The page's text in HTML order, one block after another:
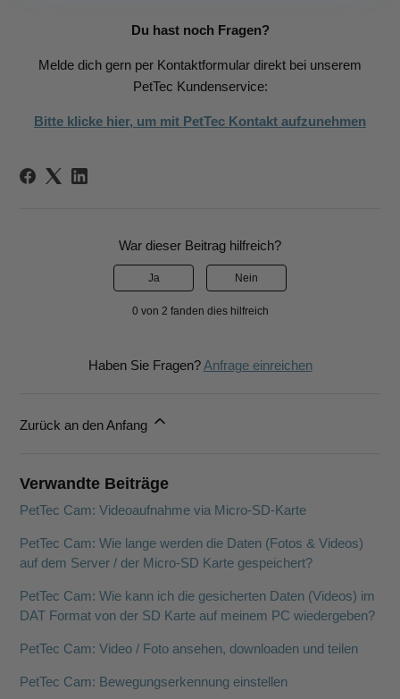
Du hast noch Fragen?
Melde dich gern per Kontaktformular direkt bei unserem
PetTec Kundenservice:
Bitte klicke hier, um mit PetTec Kontakt aufzunehmen
War dieser Beitrag hilfreich?
Ja Nein
0 von 2 fanden dies hilfreich
Haben Sie Fragen?Anfrage einreichen
Zurück an den Anfang
Verwandte Beiträge
PetTec Cam: Videoaufnahme via Micro-SD-Karte
PetTec Cam: Wie lange werden die Daten (Fotos & Videos)
auf dem Server / der Micro-SD Karte gespeichert?
PetTec Cam: Wie kann ich die gesicherten Daten (Videos) im
DAT Format von der SD Karte auf meinem PC wiedergeben?
PetTec Cam: Video / Foto ansehen, downloaden und teilen
PetTec Cam: Bewegungserkennung einstellen